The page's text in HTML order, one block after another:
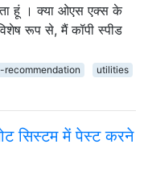
हूं । क्या ओएस एक्स के
रूप से, मैं कॉपी स्पीड
recommendation
utilities
सिस्टम में पेस्ट करने